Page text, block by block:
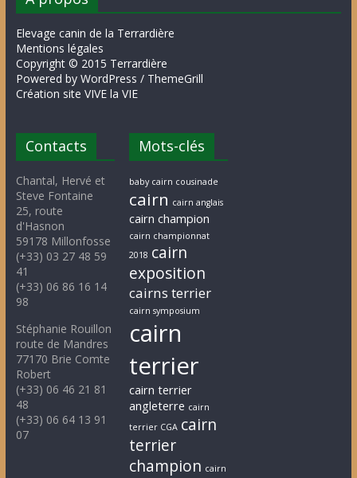
Elevage canin de la Terrardière
Mentions légales
Copyright © 2015 Terrardière
Powered by WordPress / ThemeGrill
Création site VIVE la VIE
Contacts
Chantal, Hervé et
Steve Fontaine
25, route
d'Hasnon
59178 Millonfosse
(+33) 03 27 48 59
41
(+33) 06 86 16 14
98
Stéphanie Rouillon
route de Mandres
77170 Brie Comte
Robert
(+33) 06 46 21 81
48
(+33) 06 64 13 91
07
Mots-clés
baby cairn cousinade
cairn cairn anglais
cairn champion
cairn championnat
2018 cairn
exposition
cairns terrier
cairn symposium
cairn
terrier
cairn terrier
angleterre cairn
terrier CGA cairn
terrier
champion cairn